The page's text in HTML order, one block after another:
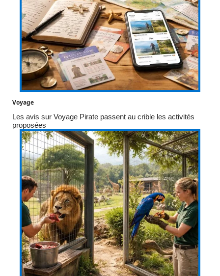
Voyage
Les avis sur Voyage Pirate passent au crible les activités
proposées